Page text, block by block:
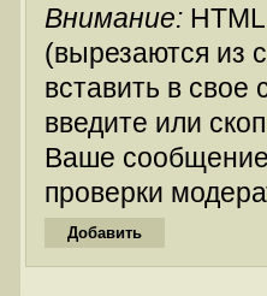
Внимание:
(вырезаются из
вставить в
введите или
Ваше
проверки